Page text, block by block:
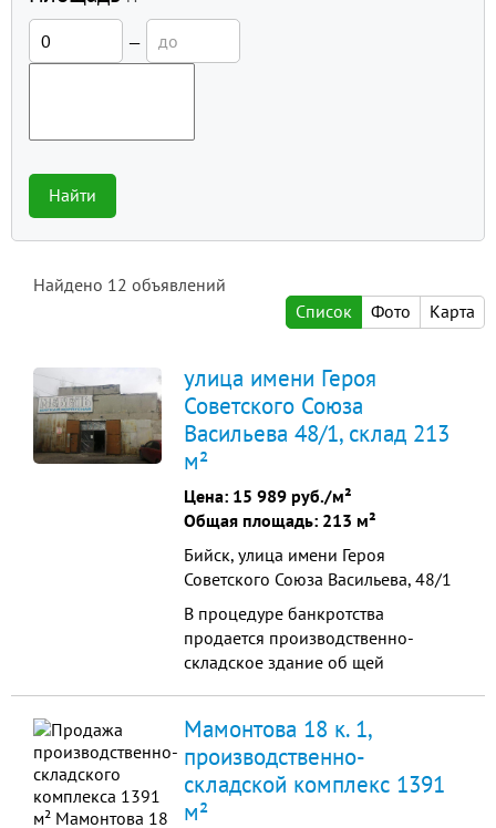
—
Найти
Найдено 12 объявлений
Список
Фото Карта
улица имени Героя
Советского Союза
Васильева 48/1, склад 213
м²
Цена: 15 989 руб./м²
Общая площадь: 213 м²
Бийск, улица имени Героя
Советского Союза Васильева, 48/1
В процедуре банкротства
продается производственно-
складское здание об щей
участке общей площадью 735 кв. м.
Ранее в здании размещалось
производство корпусной мебели.
Также подойдет для размещения
Мамонтова 18 к. 1,
производственно-
складской комплекс 1391
м²